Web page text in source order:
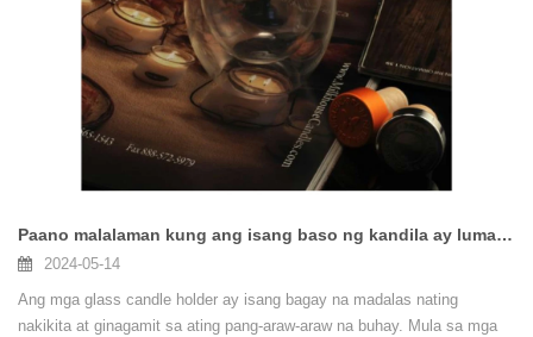
Paano malalaman kung ang isang baso ng kandila ay lumalaban sa mataas na temperatura?
2024-05-14
Ang mga glass candle holder ay isang bagay na madalas nating
nakikita at ginagamit sa ating pang-araw-araw na buhay. Mula sa mga